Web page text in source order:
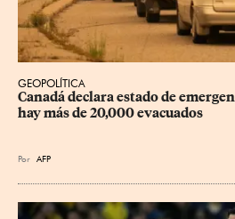
GEOPOLÍTICA
Canadá declara estado de
hay más de 20,000 evacuados
Por AFP